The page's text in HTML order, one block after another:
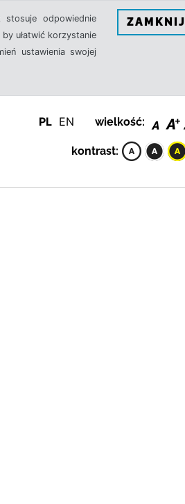
odpowiednie
ułatwić korzystanie
ustawienia swojej
ZAMKNIJ
PL EN wielkość:
kontrast: